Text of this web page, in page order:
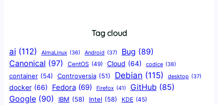
Tag cloud
ai (112) AlmaLinux (36) Android (37) Bug (89)
Canonical (97) CentOS (49) Cloud (64) codice (38)
container (54) Controversia (51) Debian (115) desktop (37)
docker (66) Fedora (69) Firefox (41) GitHub (85)
Google (90) IBM (58) Intel (58) KDE (45)